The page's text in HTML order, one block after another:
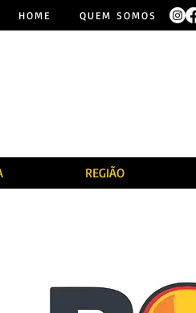
HOME QUEM SOMOS
REGIÃO